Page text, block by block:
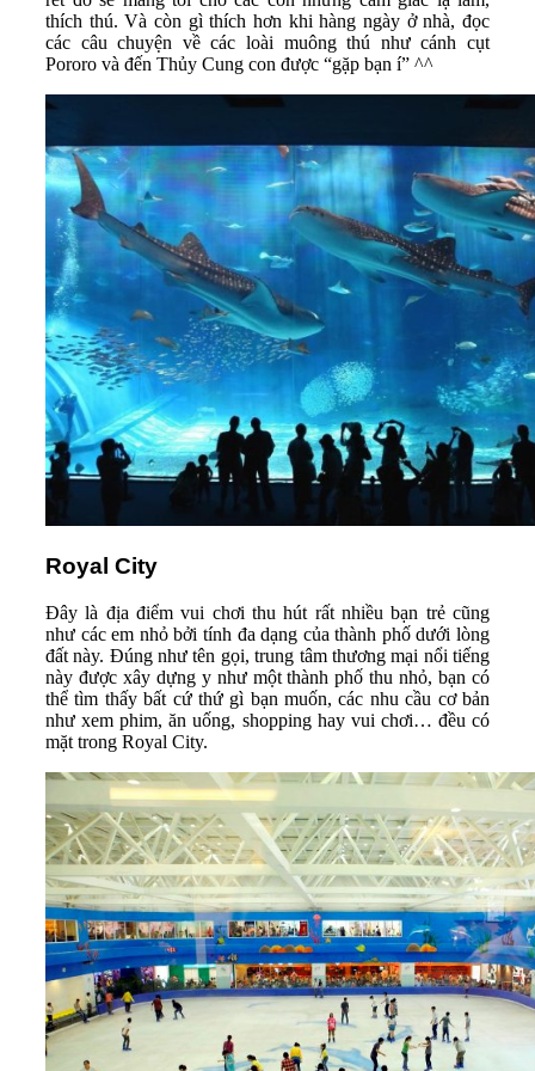
thích thú. Và còn gì thích hơn khi hàng ngày ở nhà, đọc
các câu chuyện về các loài muông thú như cánh cụt
Pororo và đến Thủy Cung con được “gặp bạn í” ^^
Royal City
Đây là địa điểm vui chơi thu hút rất nhiều bạn trẻ cũng
như các em nhỏ bởi tính đa dạng của thành phố dưới lòng
đất này. Đúng như tên gọi, trung tâm thương mại nổi tiếng
này được xây dựng y như một thành phố thu nhỏ, bạn có
thể tìm thấy bất cứ thứ gì bạn muốn, các nhu cầu cơ bản
như xem phim, ăn uống, shopping hay vui chơi… đều có
mặt trong Royal City.